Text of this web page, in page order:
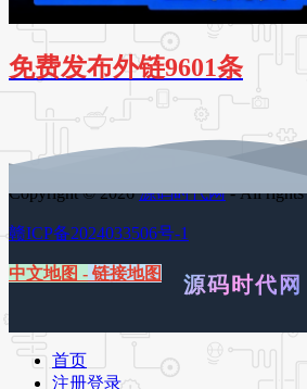
免费发布外链9601条
Copyright © 2026源码时代网- All rights
赣ICP备2024033506号-1
中文地图 - 链接地图 源码时代网
首页
注册登录